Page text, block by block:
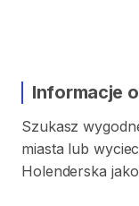
Informacje
Szukasz
miasta lub
Holenderska